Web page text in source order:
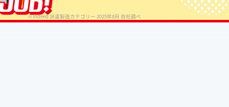
※Indeed 派遣製造カテゴリー 2025年8月 自社調べ